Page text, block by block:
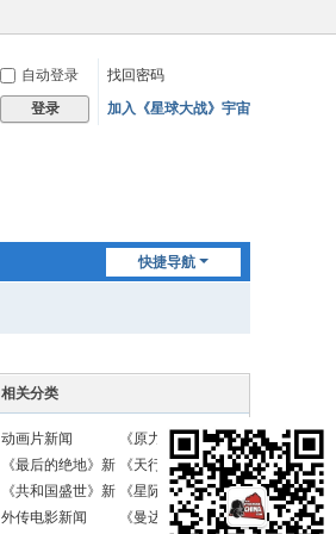
自动登录
找回密码
登录 加入《星球大战》宇宙
快捷导航
相关分类
动画片新闻
《原力觉醒》新闻
《最后的绝地》新
闻
《天行者崛起》新
闻
《共和国盛世》新
闻
《星际战斗机》新
闻
外传电影新闻 《曼达洛人》新闻